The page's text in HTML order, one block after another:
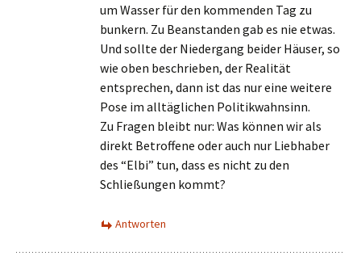
um Wasser für den kommenden Tag zu
bunkern. Zu Beanstanden gab es nie etwas.
Und sollte der Niedergang beider Häuser, so
wie oben beschrieben, der Realität
entsprechen, dann ist das nur eine weitere
Pose im alltäglichen Politikwahnsinn.
Zu Fragen bleibt nur: Was können wir als
direkt Betroffene oder auch nur Liebhaber
des “Elbi” tun, dass es nicht zu den
Schließungen kommt?
Antworten